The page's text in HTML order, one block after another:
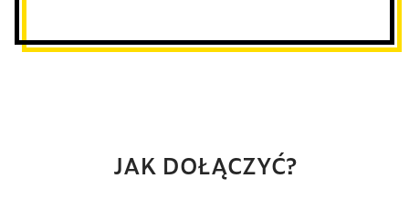
JAK DOŁĄCZYĆ?